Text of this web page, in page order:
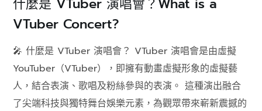
VTuber Concert?
🎤 什麼是 VTuber 演唱會？ VTuber 演唱會是由虛擬
YouTuber（VTuber），即擁有動畫虛擬形象的虛擬藝
人，結合表演、歌唱及粉絲參與的表演。 這種演出融合
了尖端科技與獨特舞台娛樂元素，為觀眾帶來嶄新震撼的